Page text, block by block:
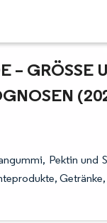
GRÖSSE
Pektin und